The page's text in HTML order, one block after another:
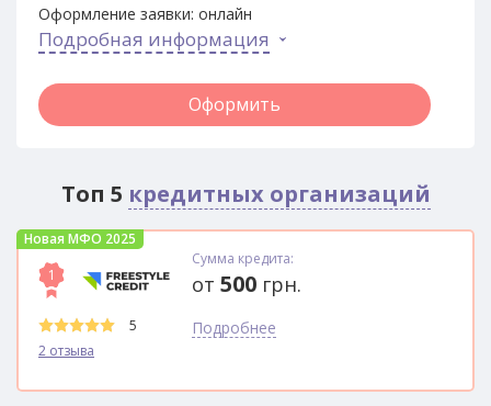
Оформление заявки: онлайн
Подробная информация
Оформить
Топ 5 кредитных организаций
Новая МФО 2025
1
5
2 отзыва
Сумма кредита:
от 500 грн.
Подробнее